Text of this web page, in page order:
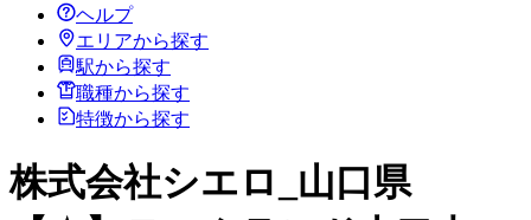
ヘルプ
エリアから探す
駅から探す
職種から探す
特徴から探す
株式会社シエロ_山口県